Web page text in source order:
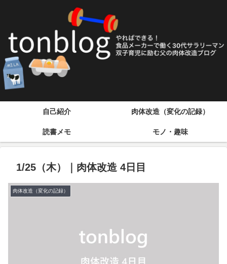
自己紹介 肉体改造（変化の記録）
読書メモ モノ・趣味
1/25（木）｜肉体改造 4日目
肉体改造（変化の記録）